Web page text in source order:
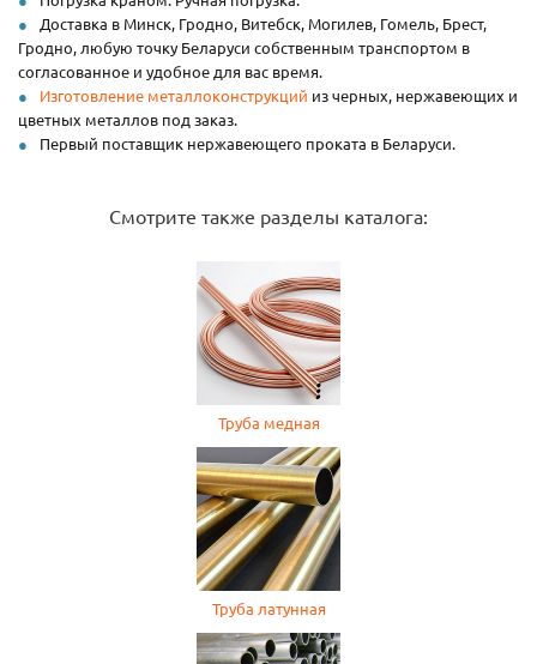
Доставка в Минск, Гродно, Витебск, Могилев, Гомель, Брест,
Гродно, любую точку Беларуси собственным транспортом в
согласованное и удобное для вас время.
Изготовление металлоконструкций из черных, нержавеющих и
цветных металлов под заказ.
Первый поставщик нержавеющего проката в Беларуси.
Смотрите также разделы каталога:
Труба медная
Труба латунная